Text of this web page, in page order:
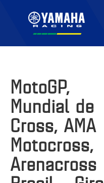
MotoGP,
Mundial de
Cross, AMA
Motocross,
Arenacross